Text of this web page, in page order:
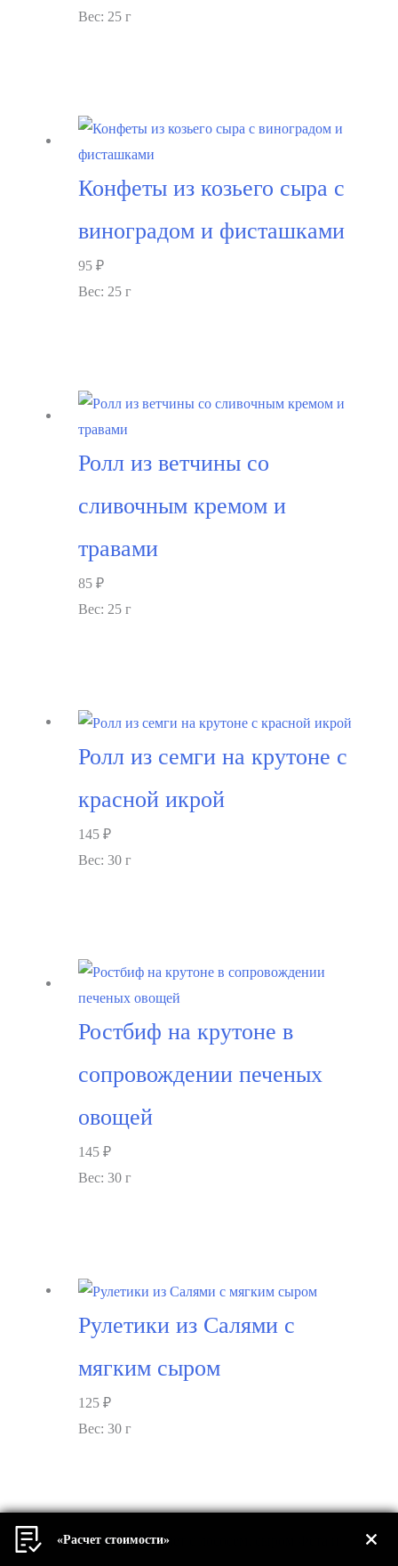
Вес: 25 г
Конфеты из козьего сыра с
виноградом и фисташками
95 ₽
Вес: 25 г
Ролл из ветчины со
сливочным кремом и
травами
85 ₽
Вес: 25 г
Ролл из семги на крутоне с
красной икрой
145 ₽
Вес: 30 г
Ростбиф на крутоне в
сопровождении печеных
овощей
145 ₽
Вес: 30 г
Рулетики из Салями с
мягким сыром
125 ₽
Вес: 30 г
«Расчет стоимости»